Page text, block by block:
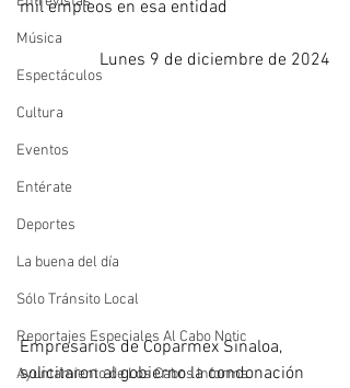
Música
Espectáculos
Cultura
Eventos
Entérate
Deportes
La buena del día
Sólo Tránsito Local
Reportajes Especiales Al Cabo Notic
Ayuntamiento de Los Cabos Informa
mil empleos en esa entidad
Lunes 9 de diciembre de 2024
Empresarios de Coparmex Sinaloa,
solicitaron al gobierno la condonación